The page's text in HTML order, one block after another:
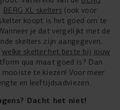
BERG XL skelters (ook voor
koopt is het goed om te
je dat vergelijkt met de
skelters zijn aangegeven,
welke skelter het beste bij jouw
qua maat goed is? Dan
te kiezen! Voor meer
en leeftijdsadviezen.
Dacht het niet!